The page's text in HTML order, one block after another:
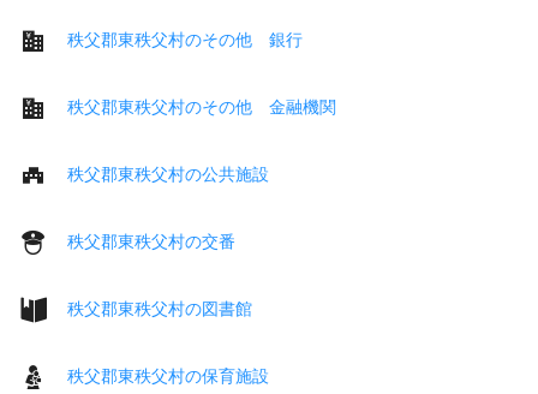
秩父郡東秩父村のその他 銀行
秩父郡東秩父村のその他 金融機関
秩父郡東秩父村の公共施設
秩父郡東秩父村の交番
秩父郡東秩父村の図書館
秩父郡東秩父村の保育施設